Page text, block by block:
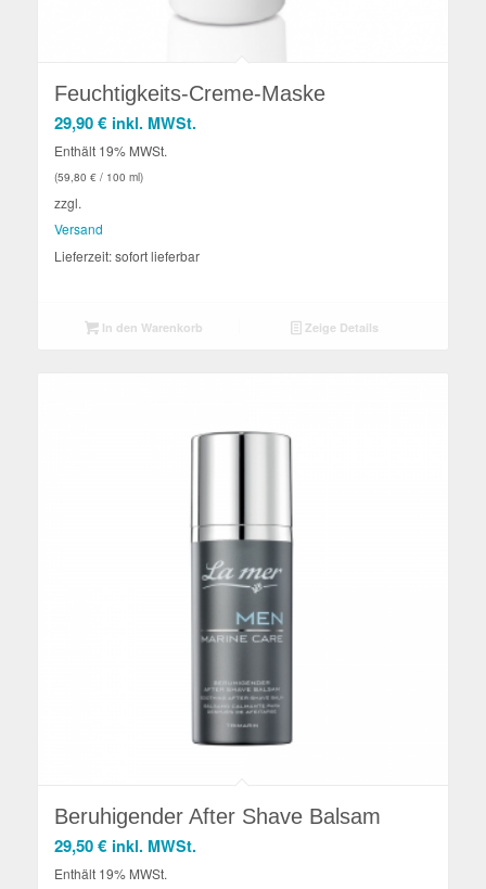
Feuchtigkeits-Creme-Maske
29,90€ inkl. MWSt.
Enthält 19% MWSt.
(59,80 €/ 100 ml)
zzgl.
Versand
Lieferzeit: sofort lieferbar
In den Warenkorb Zeige Details
Beruhigender After Shave Balsam
29,50€ inkl. MWSt.
Enthält 19% MWSt.